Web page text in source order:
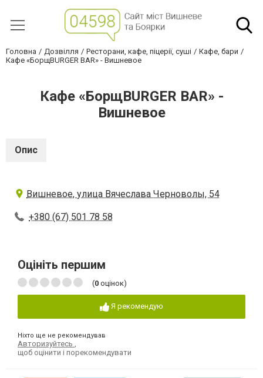
Головна Дозвілля Ресторани, кафе, піцерії, суші
Кафе, бари
Кафе «БорщBURGER BAR» - Вишневое
Кафе «БорщBURGER BAR» -
Вишневое
Опис
Вишневое, улица Вячеслава Черноволы, 54
+380 (67) 501 78 58
Оцініть першим
(0 оцінок)
Я рекомендую
Ніхто ще не рекомендував
Авторизуйтесь
щоб оцінити і порекомендувати